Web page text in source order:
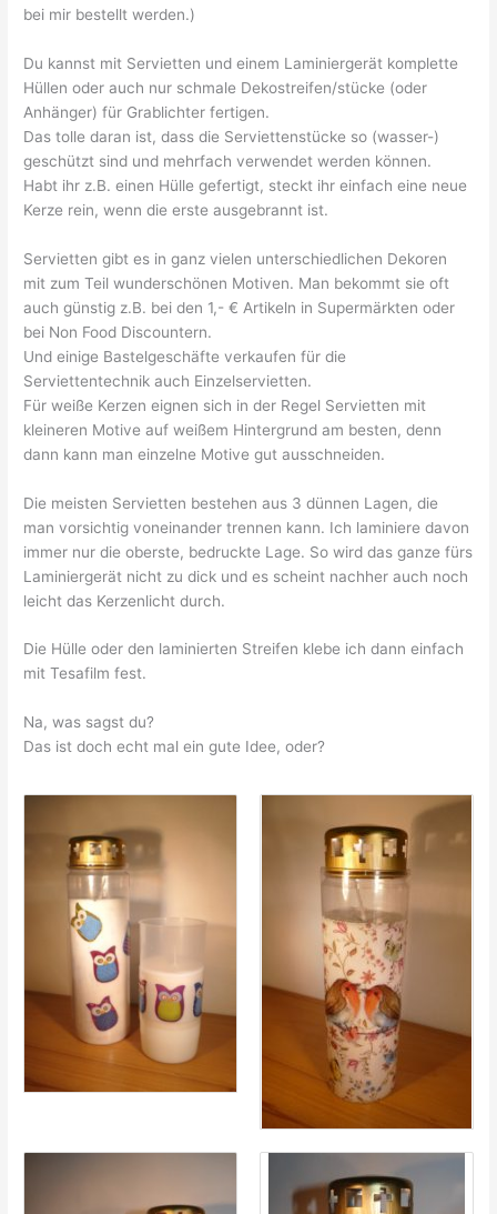
bei mir bestellt werden.)
Du kannst mit Servietten und einem Laminiergerät komplette
Hüllen oder auch nur schmale Dekostreifen/stücke (oder
Anhänger) für Grablichter fertigen.
Das tolle daran ist, dass die Serviettenstücke so (wasser-)
geschützt sind und mehrfach verwendet werden können.
Habt ihr z.B. einen Hülle gefertigt, steckt ihr einfach eine neue
Kerze rein, wenn die erste ausgebrannt ist.
Servietten gibt es in ganz vielen unterschiedlichen Dekoren
mit zum Teil wunderschönen Motiven. Man bekommt sie oft
auch günstig z.B. bei den 1,- € Artikeln in Supermärkten oder
bei Non Food Discountern.
Und einige Bastelgeschäfte verkaufen für die
Serviettentechnik auch Einzelservietten.
Für weiße Kerzen eignen sich in der Regel Servietten mit
kleineren Motive auf weißem Hintergrund am besten, denn
dann kann man einzelne Motive gut ausschneiden.
Die meisten Servietten bestehen aus 3 dünnen Lagen, die
man vorsichtig voneinander trennen kann. Ich laminiere davon
immer nur die oberste, bedruckte Lage. So wird das ganze fürs
Laminiergerät nicht zu dick und es scheint nachher auch noch
leicht das Kerzenlicht durch.
Die Hülle oder den laminierten Streifen klebe ich dann einfach
mit Tesafilm fest.
Na, was sagst du?
Das ist doch echt mal ein gute Idee, oder?